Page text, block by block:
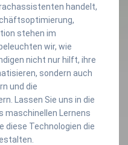
handelt,
stehen im
wir, wie
nicht nur hilft, ihre
sondern auch
und die
Lassen Sie uns in die
maschinellen Lernens
diese Technologien die